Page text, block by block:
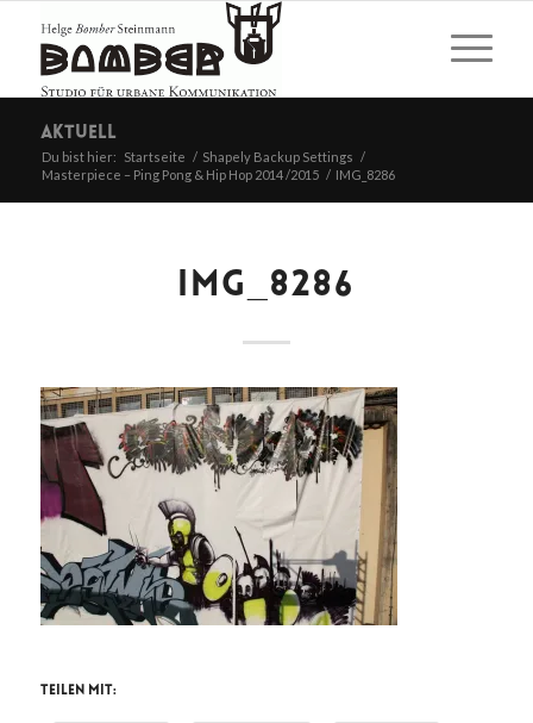
Aktuell
Du bist hier: Startseite / Shapely Backup Settings /
Masterpiece – Ping Pong & Hip Hop 2014 /2015 / IMG_8286
IMG_8286
Teilen mit: